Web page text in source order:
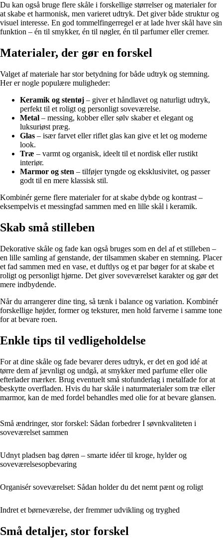
Du kan også bruge flere skåle i forskellige størrelser og materialer for
at skabe et harmonisk, men varieret udtryk. Det giver både struktur og
visuel interesse. En god tommelfingerregel er at lade hver skål have sin
funktion – én til smykker, én til nøgler, én til parfumer eller cremer.
Materialer, der gør en forskel
Valget af materiale har stor betydning for både udtryk og stemning.
Her er nogle populære muligheder:
Keramik og stentøj – giver et håndlavet og naturligt udtryk,
perfekt til et roligt og personligt soveværelse.
Metal – messing, kobber eller sølv skaber et elegant og
luksuriøst præg.
Glas – især farvet eller riflet glas kan give et let og moderne
look.
Træ – varmt og organisk, ideelt til et nordisk eller rustikt
interiør.
Marmor og sten – tilføjer tyngde og eksklusivitet, og passer
godt til en mere klassisk stil.
Kombinér gerne flere materialer for at skabe dybde og kontrast –
eksempelvis et messingfad sammen med en lille skål i keramik.
Skab små stilleben
Dekorative skåle og fade kan også bruges som en del af et stilleben –
en lille samling af genstande, der tilsammen skaber en stemning. Placer
et fad sammen med en vase, et duftlys og et par bøger for at skabe et
roligt og personligt hjørne. Det giver soveværelset karakter og gør det
mere indbydende.
Når du arrangerer dine ting, så tænk i balance og variation. Kombinér
forskellige højder, former og teksturer, men hold farverne i samme tone
for at bevare roen.
Enkle tips til vedligeholdelse
For at dine skåle og fade bevarer deres udtryk, er det en god idé at
tørre dem af jævnligt og undgå, at smykker med parfume eller olie
efterlader mærker. Brug eventuelt små stofunderlag i metalfade for at
beskytte overfladen. Hvis du har skåle i naturmaterialer som træ eller
marmor, kan de med fordel behandles med olie for at bevare glansen.
Små ændringer, stor forskel: Sådan forbedrer I søvnkvaliteten i
soveværelset sammen
Udnyt pladsen bag døren – smarte idéer til kroge, hylder og
soveværelsesopbevaring
Organisér soveværelset: Sådan holder du det nemt pænt og roligt
Indret et børneværelse, der fremmer udvikling og tryghed
Små detaljer, stor forskel